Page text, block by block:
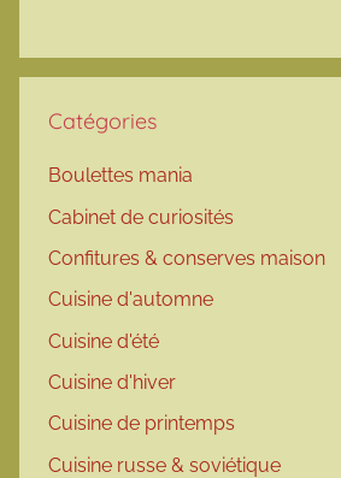
Catégories
Boulettes mania
Cabinet de curiosités
Confitures & conserves maison
Cuisine d'automne
Cuisine d'été
Cuisine d'hiver
Cuisine de printemps
Cuisine russe & soviétique